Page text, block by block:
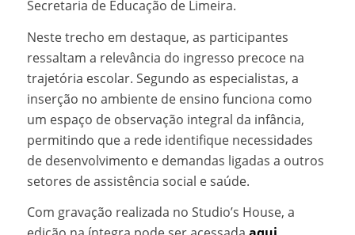
Secretaria de Educação de Limeira.
Neste trecho em destaque, as participantes
ressaltam a relevância do ingresso precoce na
trajetória escolar. Segundo as especialistas, a
inserção no ambiente de ensino funciona como
um espaço de observação integral da infância,
permitindo que a rede identifique necessidades
de desenvolvimento e demandas ligadas a outros
setores de assistência social e saúde.
Com gravação realizada no Studio’s House, a